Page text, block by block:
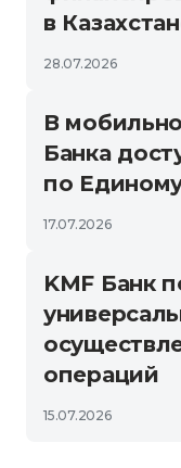
в
28.07.2026
В
Банка
по
17.07.2026
KMF Банк
операций
15.07.2026